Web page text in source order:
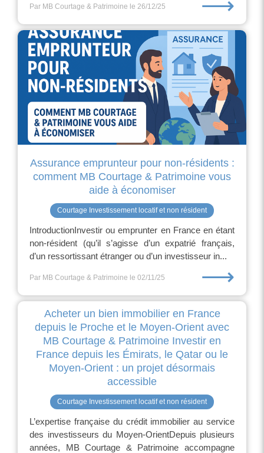
Par MB Courtage & Patrimoine le 26/12/25 ⟶
Assurance emprunteur pour non-résidents :
comment MB Courtage & Patrimoine vous
aide à économiser
Courtage Investissement locatif et non résident
IntroductionInvestir ou emprunter en France en étant
non-résident (qu’il s’agisse d’un expatrié français,
d’un ressortissant étranger ou d’un investisseur in...
Par MB Courtage & Patrimoine le 02/11/25 ⟶
Acheter un bien immobilier en France
depuis le Proche et le Moyen-Orient avec
MB Courtage & Patrimoine Investir en
France depuis les Émirats, le Qatar ou le
Moyen-Orient : un projet désormais
accessible
Courtage Investissement locatif et non résident
L’expertise française du crédit immobilier au service
des investisseurs du Moyen-OrientDepuis plusieurs
années, MB Courtage & Patrimoine accompagne